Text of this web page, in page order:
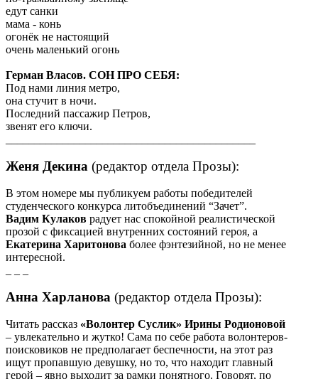
едут санки
мама - конь
огонёк не настоящий
очень маленький огонь
Герман Власов. СОН ПРО СЕБЯ:
Под нами линия метро,
она стучит в ночи.
Последний пассажир Петров,
звенят его ключи.
Женя Декина (редактор отдела Прозы):
В этом номере мы публикуем работы победителей
студенческого конкурса литобъединений “Зачет”.
Вадим Кулаков радует нас спокойной реалистической
прозой с фиксацией внутренних состояний героя, а
Екатерина Харитонова более фэнтезийной, но не менее
интересной.
Анна Харланова (редактор отдела Прозы):
Читать рассказ «Волонтер Суслик» Ирины Родионовой
– увлекательно и жутко! Сама по себе работа волонтеров-
поисковиков не предполагает беспечности, на этот раз
ищут пропавшую девушку, но то, что находит главный
герой – явно выходит за рамки понятного. Говорят, по